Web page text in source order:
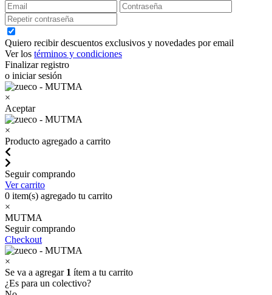
Quiero recibir descuentos exclusivos y novedades por email
Ver los términos y condiciones
Finalizar registro
o iniciar sesión
×
Aceptar
×
Producto agregado a carrito
Seguir comprando
Ver carrito
0 item(s) agregado tu carrito
×
MUTMA
Seguir comprando
Checkout
×
Se va a agregar 1 ítem a tu carrito
¿Es para un colectivo?